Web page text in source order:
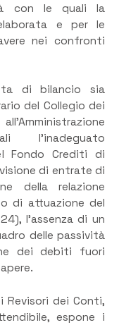
con le quali la
e per le
nei confronti
di bilancio sia
del Collegio dei
l’inadeguato
Fondo Crediti di
di entrate di
della relazione
di attuazione del
l’assenza di un
delle passività
dei debiti fuori
Revisori dei Conti,
espone i